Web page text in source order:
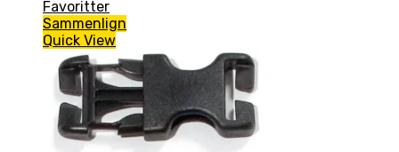
Favoritter
Sammenlign
Quick View